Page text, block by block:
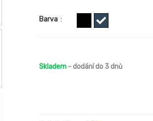
Barva :
Skladem - dodání do 3 dnů